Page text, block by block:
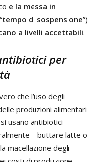
e la messa in
tempo di sospensione”)
a livelli accettabili.
per
che l’uso degli
produzioni alimentari
usano antibiotici
– buttare latte o
macellazione degli